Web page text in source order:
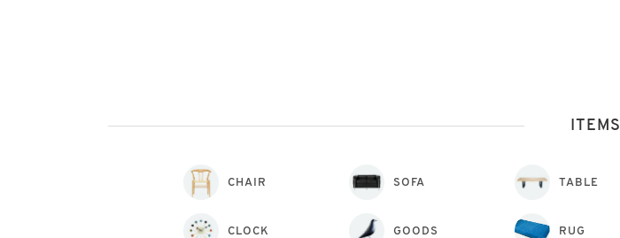
ITEMS
CHAIR SOFA TABLE
CLOCK GOODS RUG